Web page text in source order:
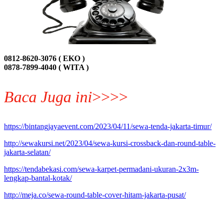
0812-8620-3076 ( EKO )
0878-7899-4040 ( WITA )
Baca Juga ini>>>>
https://bintangjayaevent.com/2023/04/11/sewa-tenda-jakarta-timur/
http://sewakursi.net/2023/04/sewa-kursi-crossback-dan-round-table-
jakarta-selatan/
https://tendabekasi.com/sewa-karpet-permadani-ukuran-2x3m-
lengkap-bantal-kotak/
http://meja.co/sewa-round-table-cover-hitam-jakarta-pusat/